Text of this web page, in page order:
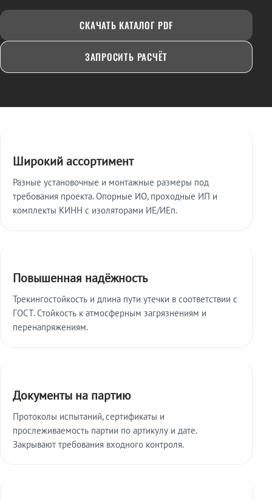
СКАЧАТЬ КАТАЛОГ PDF
ЗАПРОСИТЬ РАСЧЁТ
Широкий ассортимент
Разные установочные и монтажные размеры под
требования проекта. Опорные ИО, проходные ИП и
комплекты КИНН с изоляторами ИЕ/ИЕп.
Повышенная надёжность
Трекингостойкость и длина пути утечки в соответствии с
ГОСТ. Стойкость к атмосферным загрязнениям и
перенапряжениям.
Документы на партию
Протоколы испытаний, сертификаты и
прослеживаемость партии по артикулу и дате.
Закрывают требования входного контроля.